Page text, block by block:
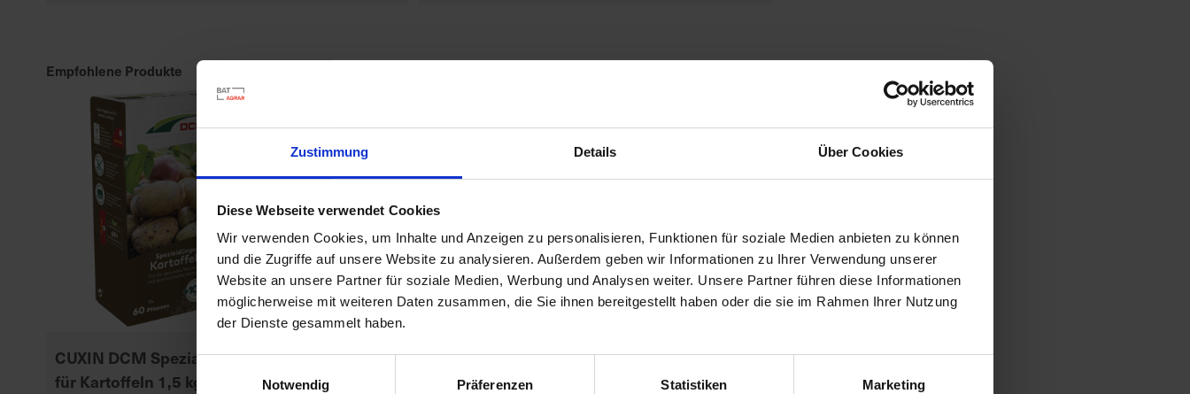
Zustimmung Details Über Cookies
Diese Webseite verwendet Cookies
Wir verwenden Cookies, um Inhalte und Anzeigen zu personalisieren, Funktionen für soziale Medien anbieten zu können
und die Zugriffe auf unsere Website zu analysieren. Außerdem geben wir Informationen zu Ihrer Verwendung unserer
Website an unsere Partner für soziale Medien, Werbung und Analysen weiter. Unsere Partner führen diese Informationen
möglicherweise mit weiteren Daten zusammen, die Sie ihnen bereitgestellt haben oder die sie im Rahmen Ihrer Nutzung
der Dienste gesammelt haben.
Einwilligungsauswahl
Notwendig
Präferenzen Statistiken Marketing
Empfohlene Produkte
CUXIN DCM Spezialdünger
für Kartoffeln 1,5 kg
BioTrissol Zitrus- und
MediterranpflanzenDünger